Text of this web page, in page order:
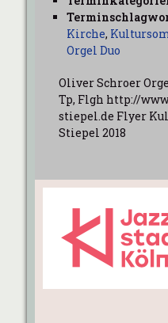
Kirche,
Orgel Duo
Oliver Schroer
Tp, Flgh http://
stiepel.de Flyer
Stiepel 2018